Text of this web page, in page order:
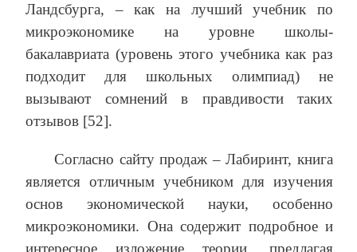
Ландсбурга, – как на лучший учебник по
микроэкономике на уровне школы-
бакалавриата (уровень этого учебника как раз
подходит для школьных олимпиад) не
вызывают сомнений в правдивости таких
отзывов [52].
Согласно сайту продаж – Лабиринт, книга
является отличным учебником для изучения
основ экономической науки, особенно
микроэкономики. Она содержит подробное и
интересное изложение теории, предлагая